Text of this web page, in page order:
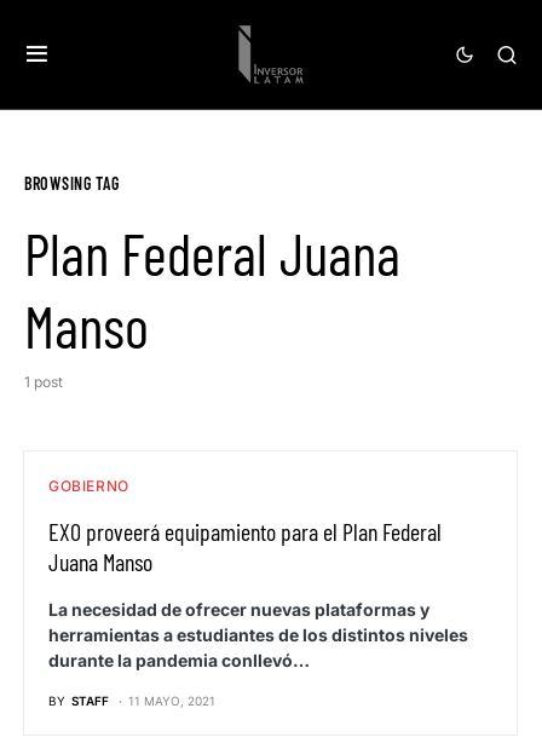
BROWSING TAG
Plan Federal Juana
Manso
1 post
GOBIERNO
EXO proveerá equipamiento para el Plan Federal
Juana Manso
La necesidad de ofrecer nuevas plataformas y
herramientas a estudiantes de los distintos niveles
durante la pandemia conllevó…
BY STAFF 11 MAYO, 2021